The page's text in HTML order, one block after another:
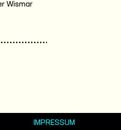
Wismar
IMPRESSUM